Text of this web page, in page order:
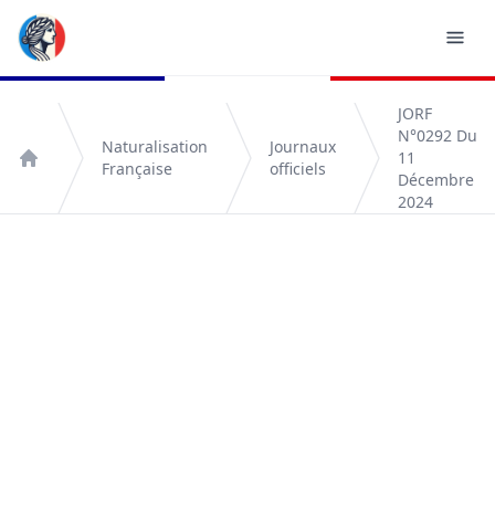
Accueil
Naturalisation
Française
Journaux
officiels
JORF
N°0292 Du
11
Décembre
2024